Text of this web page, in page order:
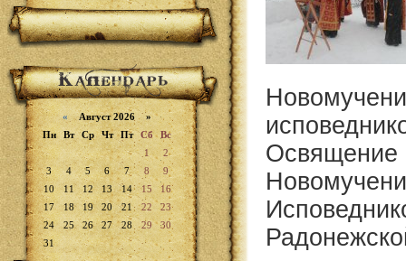
«Август 2026 »
Пн
Вт Ср Чт Пт Сб
Вс
1
2
3
4 5 6 7 8
9
10
11 12 13 14 15
16
17
18 19 20 21 22
23
24
25 26 27 28 29
30
31